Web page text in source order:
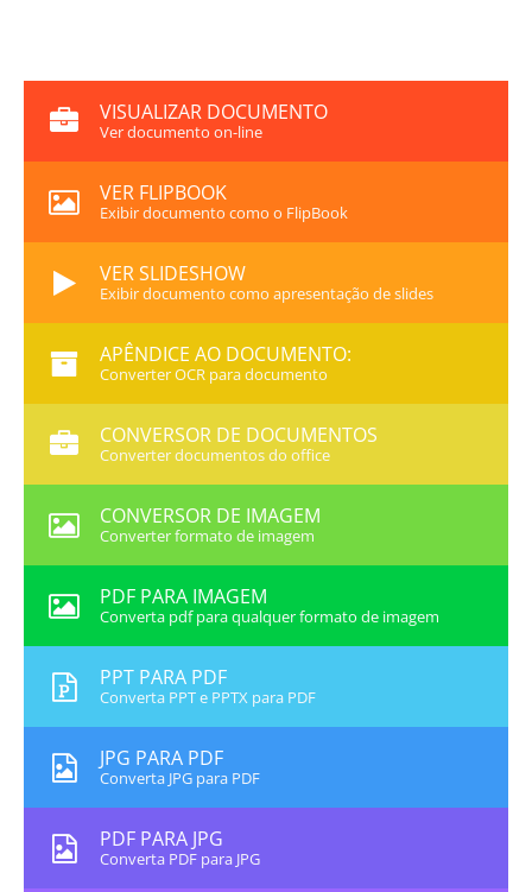
VISUALIZAR DOCUMENTO
Ver documento on-line
VER FLIPBOOK
Exibir documento como o FlipBook
VER SLIDESHOW
Exibir documento como apresentação de slides
APÊNDICE AO DOCUMENTO:
Converter OCR para documento
CONVERSOR DE DOCUMENTOS
Converter documentos do office
CONVERSOR DE IMAGEM
Converter formato de imagem
PDF PARA IMAGEM
Converta pdf para qualquer formato de imagem
PPT PARA PDF
Converta PPT e PPTX para PDF
JPG PARA PDF
Converta JPG para PDF
PDF PARA JPG
Converta PDF para JPG